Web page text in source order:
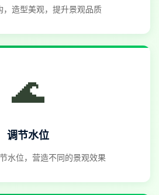
，造型美观，提升景观品质
🌊
调节水位
水位，营造不同的景观效果